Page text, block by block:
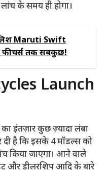
के समय ही होगा।
Maruti Swift
फीचर्स तक सबकुछ!
Launch
इंतज़ार कुछ ज़्यादा लंबा
दी है कि इसके 4 मॉडल्स को
किया जाएगा। आने वाले
और डीलरशिप आदि के बारे